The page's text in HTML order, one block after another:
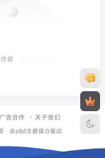
容
广告合作 关于我们
· 由zibll主题强力驱动.